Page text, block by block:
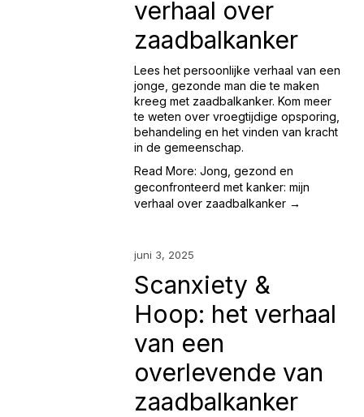
verhaal over
zaadbalkanker
Lees het persoonlijke verhaal van een
jonge, gezonde man die te maken
kreeg met zaadbalkanker. Kom meer
te weten over vroegtijdige opsporing,
behandeling en het vinden van kracht
in de gemeenschap.
Read More: Jong, gezond en
geconfronteerd met kanker: mijn
verhaal over zaadbalkanker →
juni 3, 2025
Scanxiety &
Hoop: het verhaal
van een
overlevende van
zaadbalkanker